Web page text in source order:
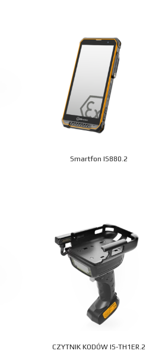
Smartfon IS880.2
CZYTNIK KODÓW IS-TH1ER.2